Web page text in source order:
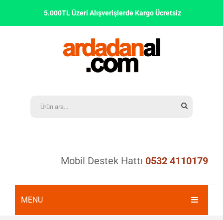
5.000TL Üzeri Alışverişlerde Kargo Ücretsiz
Mobil Destek Hattı 0532 4110179
MENU